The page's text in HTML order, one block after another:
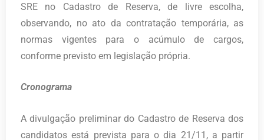
SRE no Cadastro de Reserva, de livre escolha,
observando, no ato da contratação temporária, as
normas vigentes para o acúmulo de cargos,
conforme previsto em legislação própria.
Cronograma
A divulgação preliminar do Cadastro de Reserva dos
candidatos está prevista para o dia 21/11, a partir